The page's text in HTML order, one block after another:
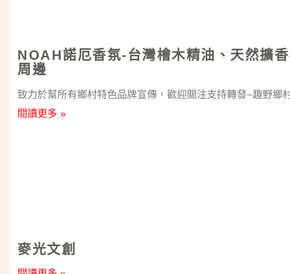
NOAH諾厄香氛-台灣檜木精油、天然擴
周邊
致力於幫所有鄉村特色品牌宣傳，歡迎關注支持轉發~趣野鄉
閱讀更多 »
麥光文創